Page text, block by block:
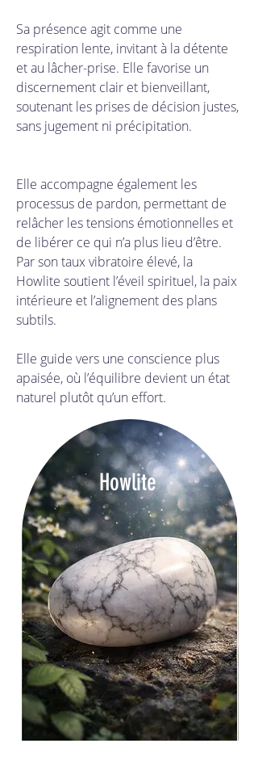
Sa présence agit comme une
respiration lente, invitant à la détente
et au lâcher-prise. Elle favorise un
discernement clair et bienveillant,
soutenant les prises de décision justes,
sans jugement ni précipitation.
Elle accompagne également les
processus de pardon, permettant de
relâcher les tensions émotionnelles et
de libérer ce qui n’a plus lieu d’être.
Par son taux vibratoire élevé, la
Howlite soutient l’éveil spirituel, la paix
intérieure et l’alignement des plans
subtils.
Elle guide vers une conscience plus
apaisée, où l’équilibre devient un état
naturel plutôt qu’un effort.
Howlite